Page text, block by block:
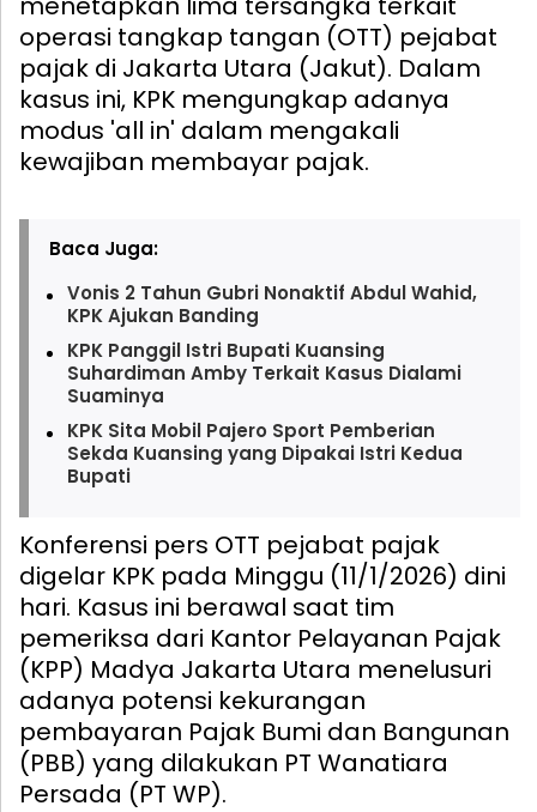
operasi tangkap tangan (OTT) pejabat
pajak di Jakarta Utara (Jakut). Dalam
kasus ini, KPK mengungkap adanya
modus 'all in' dalam mengakali
kewajiban membayar pajak.
Baca Juga:
Vonis 2 Tahun Gubri Nonaktif Abdul Wahid,
KPK Ajukan Banding
KPK Panggil Istri Bupati Kuansing
Suhardiman Amby Terkait Kasus Dialami
Suaminya
KPK Sita Mobil Pajero Sport Pemberian
Sekda Kuansing yang Dipakai Istri Kedua
Bupati
Konferensi pers OTT pejabat pajak
digelar KPK pada Minggu (11/1/2026) dini
hari. Kasus ini berawal saat tim
pemeriksa dari Kantor Pelayanan Pajak
(KPP) Madya Jakarta Utara menelusuri
adanya potensi kekurangan
pembayaran Pajak Bumi dan Bangunan
(PBB) yang dilakukan PT Wanatiara
Persada (PT WP).